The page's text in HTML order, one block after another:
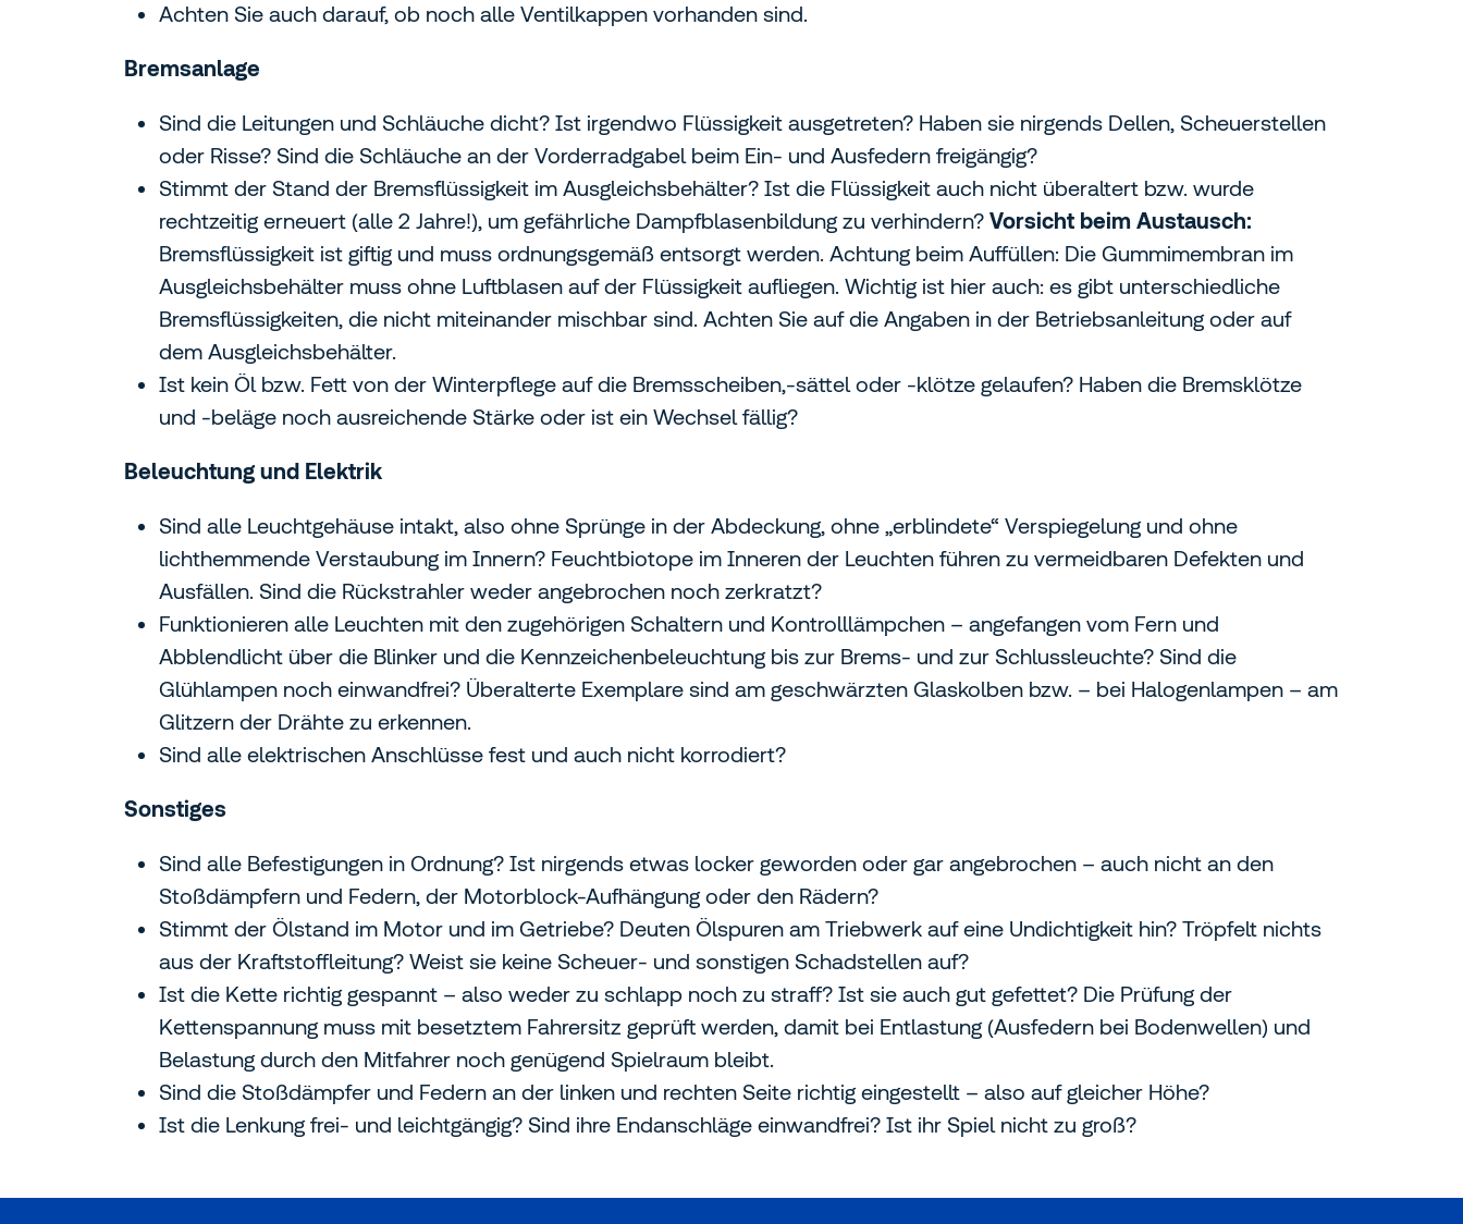
Achten Sie auch darauf, ob noch alle Ventilkappen vorhanden sind.
Bremsanlage
Sind die Leitungen und Schläuche dicht? Ist irgendwo Flüssigkeit ausgetreten? Haben sie nirgends Dellen, Scheuerstellen
oder Risse? Sind die Schläuche an der Vorderradgabel beim Ein- und Ausfedern freigängig?
Stimmt der Stand der Bremsflüssigkeit im Ausgleichsbehälter? Ist die Flüssigkeit auch nicht überaltert bzw. wurde
rechtzeitig erneuert (alle 2 Jahre!), um gefährliche Dampfblasenbildung zu verhindern? Vorsicht beim Austausch:
Bremsflüssigkeit ist giftig und muss ordnungsgemäß entsorgt werden. Achtung beim Auffüllen: Die Gummimembran im
Ausgleichsbehälter muss ohne Luftblasen auf der Flüssigkeit aufliegen. Wichtig ist hier auch: es gibt unterschiedliche
Bremsflüssigkeiten, die nicht miteinander mischbar sind. Achten Sie auf die Angaben in der Betriebsanleitung oder auf
dem Ausgleichsbehälter.
Ist kein Öl bzw. Fett von der Winterpflege auf die Bremsscheiben,-sättel oder -klötze gelaufen? Haben die Bremsklötze
und -beläge noch ausreichende Stärke oder ist ein Wechsel fällig?
Beleuchtung und Elektrik
Sind alle Leuchtgehäuse intakt, also ohne Sprünge in der Abdeckung, ohne „erblindete“ Verspiegelung und ohne
lichthemmende Verstaubung im Innern? Feuchtbiotope im Inneren der Leuchten führen zu vermeidbaren Defekten und
Ausfällen. Sind die Rückstrahler weder angebrochen noch zerkratzt?
Funktionieren alle Leuchten mit den zugehörigen Schaltern und Kontrolllämpchen – angefangen vom Fern und
Abblendlicht über die Blinker und die Kennzeichenbeleuchtung bis zur Brems- und zur Schlussleuchte? Sind die
Glühlampen noch einwandfrei? Überalterte Exemplare sind am geschwärzten Glaskolben bzw. – bei Halogenlampen – am
Glitzern der Drähte zu erkennen.
Sind alle elektrischen Anschlüsse fest und auch nicht korrodiert?
Sonstiges
Sind alle Befestigungen in Ordnung? Ist nirgends etwas locker geworden oder gar angebrochen – auch nicht an den
Stoßdämpfern und Federn, der Motorblock-Aufhängung oder den Rädern?
Stimmt der Ölstand im Motor und im Getriebe? Deuten Ölspuren am Triebwerk auf eine Undichtigkeit hin? Tröpfelt nichts
aus der Kraftstoffleitung? Weist sie keine Scheuer- und sonstigen Schadstellen auf?
Ist die Kette richtig gespannt – also weder zu schlapp noch zu straff? Ist sie auch gut gefettet? Die Prüfung der
Kettenspannung muss mit besetztem Fahrersitz geprüft werden, damit bei Entlastung (Ausfedern bei Bodenwellen) und
Belastung durch den Mitfahrer noch genügend Spielraum bleibt.
Sind die Stoßdämpfer und Federn an der linken und rechten Seite richtig eingestellt – also auf gleicher Höhe?
Ist die Lenkung frei- und leichtgängig? Sind ihre Endanschläge einwandfrei? Ist ihr Spiel nicht zu groß?